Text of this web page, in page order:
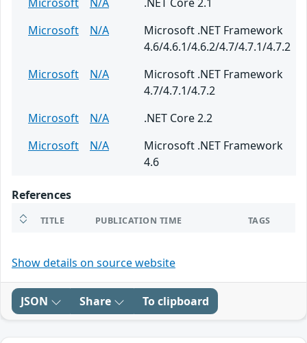
Microsoft
N/A
Microsoft .NET Framework
4.6/4.6.1/4.6.2/4.7/4.7.1/4.7.2
Microsoft
N/A
Microsoft .NET Framework
4.7/4.7.1/4.7.2
Microsoft
N/A
.NET Core 2.2
Microsoft
N/A
Microsoft .NET Framework
4.6
References
TITLE PUBLICATION TIME TAGS
Show details on source website
JSON Share To clipboard